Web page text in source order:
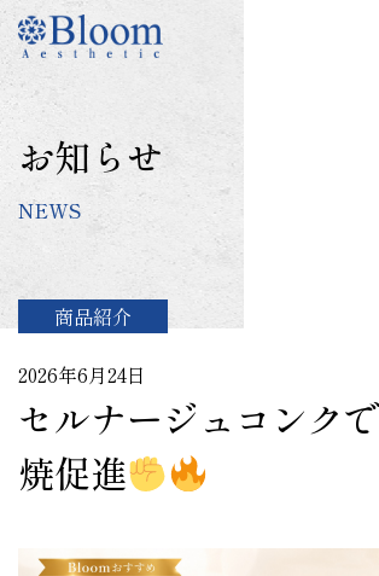
コ
テ
ン
ツ
に
キ
お知らせ
NEWS
商品紹介
2026年6月24日
セルナージュコンク
焼促進